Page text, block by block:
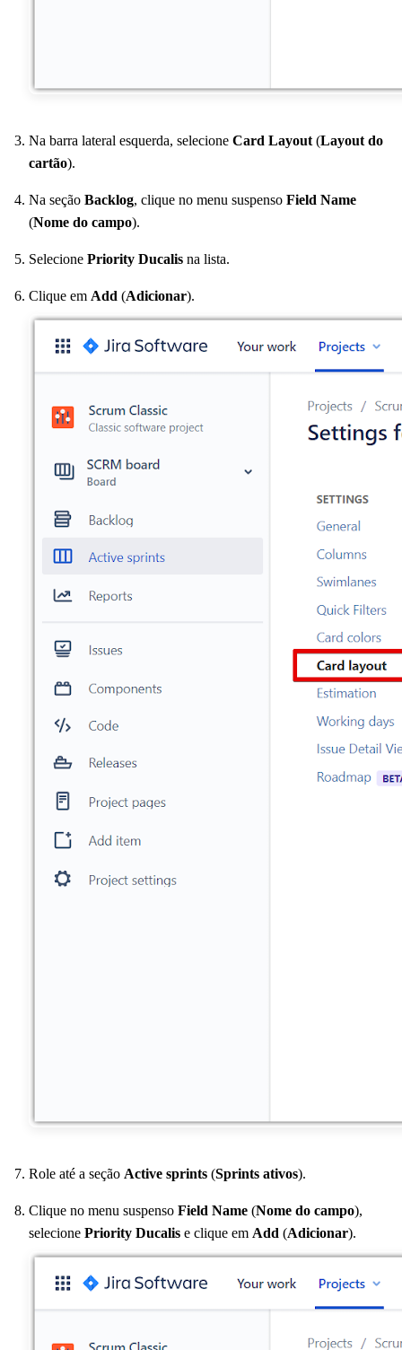
Na barra lateral esquerda, selecione Card Layout (Layout do
cartão).
Na seção Backlog, clique no menu suspenso Field Name
(Nome do campo).
Selecione Priority Ducalis na lista.
Clique em Add (Adicionar).
Role até a seção Active sprints (Sprints ativos).
Clique no menu suspenso Field Name (Nome do campo),
selecione Priority Ducalis e clique em Add (Adicionar).